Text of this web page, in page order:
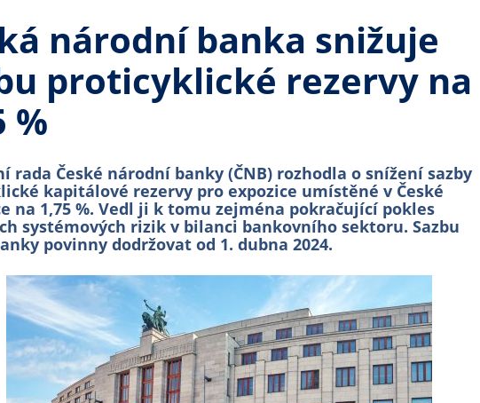
národní banka snižuje
proticyklické rezervy na
%
rada České národní banky (ČNB) rozhodla o snížení sazby
kapitálové rezervy pro expozice umístěné v České
na 1,75 %. Vedl ji k tomu zejména pokračující pokles
systémových rizik v bilanci bankovního sektoru. Sazbu
povinny dodržovat od 1. dubna 2024.